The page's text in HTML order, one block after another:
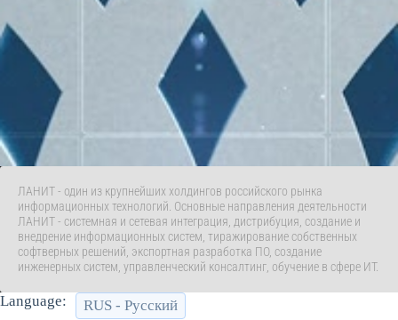
ЛАНИТ - один из крупнейших холдингов российского рынка
информационных технологий. Основные направления деятельности
ЛАНИТ - системная и сетевая интеграция, дистрибуция, создание и
внедрение информационных систем, тиражирование собственных
софтверных решений, экспортная разработка ПО, создание
инженерных систем, управленческий консалтинг, обучение в сфере ИТ.
Language: RUS - Русский